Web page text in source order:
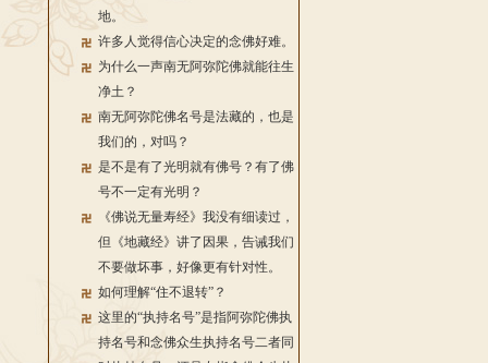
地。
许多人觉得信心决定的念佛好难。
为什么一声南无阿弥陀佛就能往生
净土？
南无阿弥陀佛名号是法藏的，也是
我们的，对吗？
是不是有了光明就有佛号？有了佛
号不一定有光明？
《佛说无量寿经》我没有细读过，
但《地藏经》讲了因果，告诫我们
不要做坏事，好像更有针对性。
如何理解“住不退转”？
这里的“执持名号”是指阿弥陀佛执
持名号和念佛众生执持名号二者同